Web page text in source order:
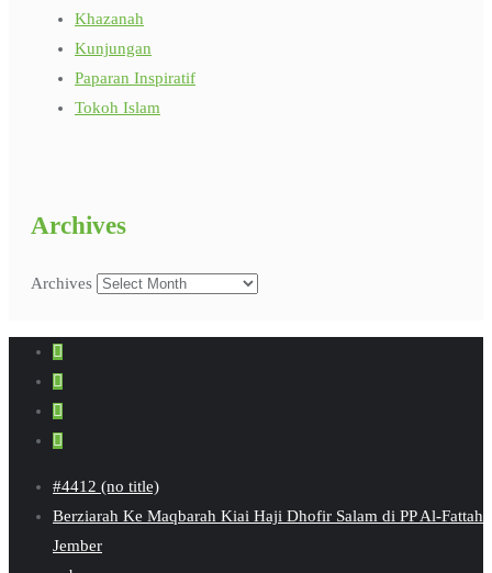
Khazanah
Kunjungan
Paparan Inspiratif
Tokoh Islam
Archives
Archives
#4412 (no title)
Berziarah Ke Maqbarah Kiai Haji Dhofir Salam di PP Al-Fattah
Jember